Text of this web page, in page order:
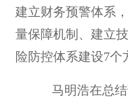
建立财务预警体系
量保障机制、建立
险防控体系建设7个
马明浩在总结